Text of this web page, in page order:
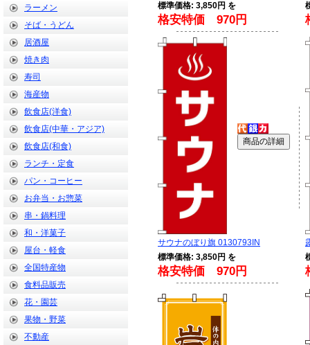
ラーメン
そば・うどん
居酒屋
焼き肉
寿司
海産物
飲食店(洋食)
飲食店(中華・アジア)
飲食店(和食)
ランチ・定食
パン・コーヒー
お弁当・お惣菜
串・鍋料理
和・洋菓子
屋台・軽食
全国特産物
食料品販売
花・園芸
果物・野菜
不動産
標準価格: 3,850円 を
格安特価 970円
サウナのぼり旗 0130793IN
標準価格: 3,850円 を
格安特価 970円